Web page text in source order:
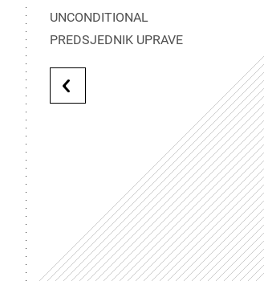
UNCONDITIONAL
PREDSJEDNIK UPRAVE